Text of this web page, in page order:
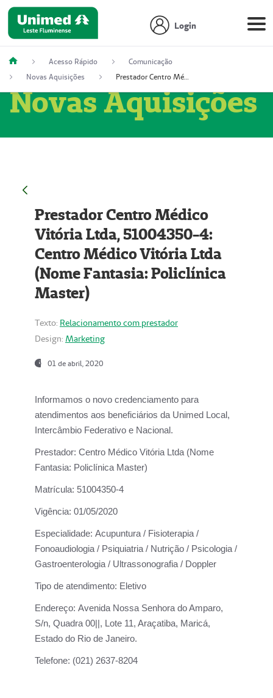
Login
Acesso Rápido
Comunicação
Novas Aquisições
Prestador Centro Médico Vitória Ltda, 51004350-4: Centro Médico Vitória Ltda (Nome Fantasia: Policlínica Master)
Novas Aquisições
Prestador Centro Médico
Vitória Ltda, 51004350-4:
Centro Médico Vitória Ltda
(Nome Fantasia: Policlínica
Master)
Texto: Relacionamento com prestador
Design: Marketing
01 de abril, 2020
Informamos o novo credenciamento para
atendimentos aos beneficiários da Unimed Local,
Intercâmbio Federativo e Nacional.
Prestador: Centro Médico Vitória Ltda (Nome
Fantasia: Policlínica Master)
Matrícula: 51004350-4
Vigência: 01/05/2020
Especialidade: Acupuntura / Fisioterapia /
Fonoaudiologia / Psiquiatria / Nutrição / Psicologia /
Gastroenterologia / Ultrassonografia / Doppler
Tipo de atendimento: Eletivo
Endereço: Avenida Nossa Senhora do Amparo,
S/n, Quadra 00||, Lote 11, Araçatiba, Maricá,
Estado do Rio de Janeiro.
Telefone: (021) 2637-8204